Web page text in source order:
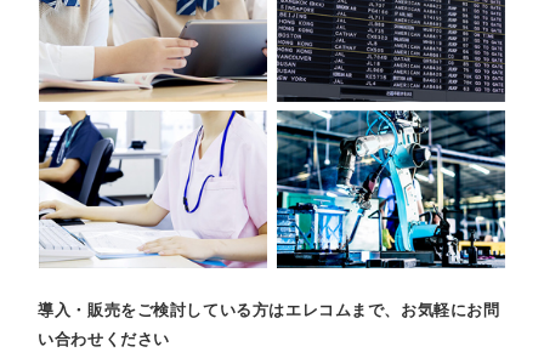
導入・販売をご検討している方はエレコムまで、お気軽にお問
い合わせください